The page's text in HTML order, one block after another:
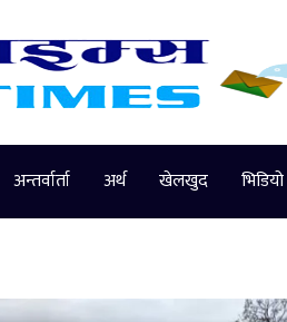
अन्तर्वार्ता अर्थ खेलखुद भिडियो